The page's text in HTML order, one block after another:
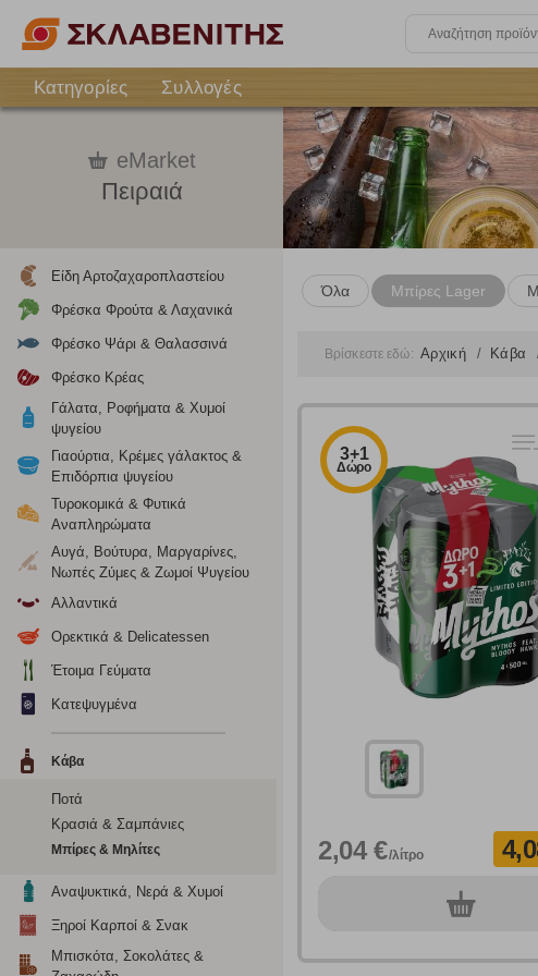
Κατηγορίες
Συλλογές
eMarket
Πειραιά
Είδη Αρτοζαχαροπλαστείου
Φρέσκα Φρούτα & Λαχανικά
Φρέσκο Ψάρι & Θαλασσινά
Φρέσκο Κρέας
Γάλατα, Ροφήματα & Χυμοί
ψυγείου
Γιαούρτια, Κρέμες γάλακτος &
Επιδόρπια ψυγείου
Τυροκομικά & Φυτικά
Αναπληρώματα
Αυγά, Βούτυρα, Μαργαρίνες,
Νωπές Ζύμες & Ζωμοί Ψυγείου
Αλλαντικά
Ορεκτικά & Delicatessen
Έτοιμα Γεύματα
Κατεψυγμένα
Κάβα
Ποτά
Κρασιά & Σαμπάνιες
Μπίρες & Μηλίτες
Αναψυκτικά, Νερά & Χυμοί
Ξηροί Καρποί & Σνακ
Μπισκότα, Σοκολάτες &
Όλα Μπίρες Lager
Βρίσκεστε εδώ: Αρχική Κάβα
3+1
Δώρο
2,04 €/λίτρο
0τεμ.
Ρυθμίσεις
Ενημέρωση
περιέχουν προσωποποιημένα χαρακτηριστικά που υποδεικνύουν